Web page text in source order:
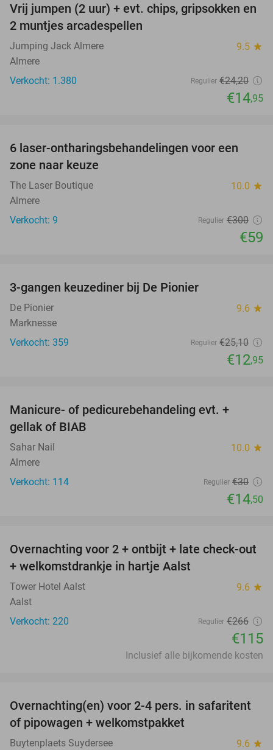
38%
Vrij jumpen (2 uur) + evt. chips, gripsokken en
2 muntjes arcadespellen
Jumping Jack Almere 9.5 star
Almere
Verkocht: 1.380
Regulier €24,20
€14,95
80%
6 laser-ontharingsbehandelingen voor een
zone naar keuze
The Laser Boutique 10.0 star
Almere
Verkocht: 9
Regulier €300
€59
3-gangen keuzediner bij De Pionier
De Pionier 9.6 star
Marknesse
Verkocht: 359
Regulier €25,10
€12,95
Manicure- of pedicurebehandeling evt. +
gellak of BIAB
Sahar Nail 10.0 star
Almere
Verkocht: 114
Regulier €30
€14,50
57%
Overnachting voor 2 + ontbijt + late check-out
+ welkomstdrankje in hartje Aalst
Tower Hotel Aalst 9.6 star
Aalst
Verkocht: 220
Regulier €266
€115
Inclusief alle bijkomende kosten
39%
Overnachting(en) voor 2-4 pers. in safaritent
of pipowagen + welkomstpakket
Buytenplaets Suydersee 9.6 star